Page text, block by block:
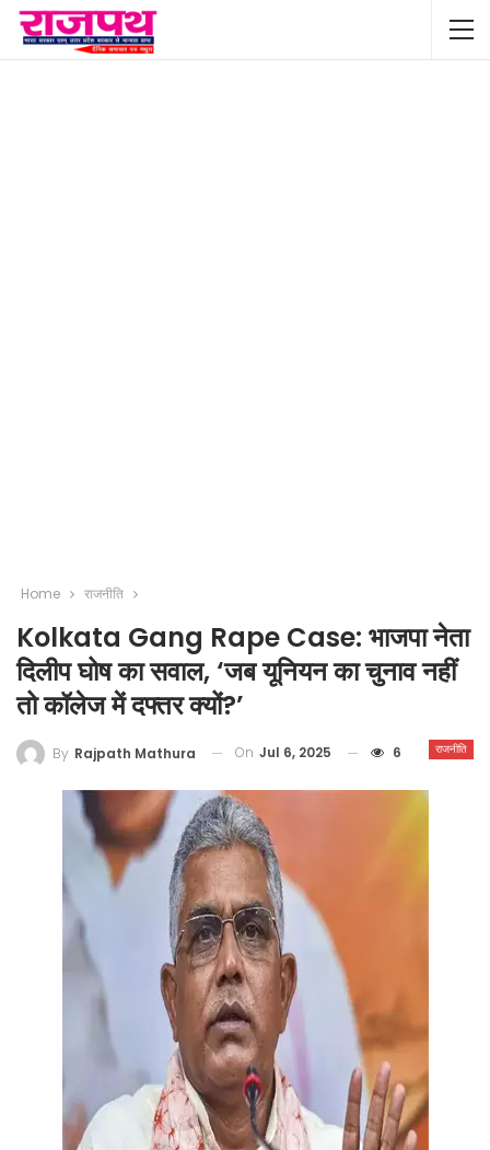
Home राजनीति
Kolkata Gang Rape Case: भाजपा नेता
दिलीप घोष का सवाल, ‘जब यूनियन का चुनाव नहीं
तो कॉलेज में दफ्तर क्यों?’
राजनीति
By Rajpath Mathura On Jul 6, 2025 6